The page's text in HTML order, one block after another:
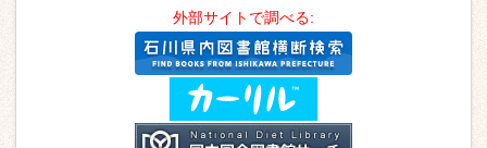
外部サイトで調べる: